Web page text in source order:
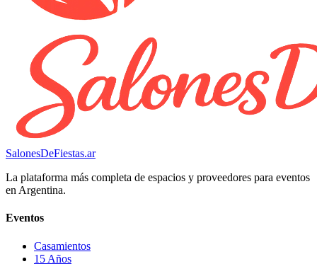
SalonesDeFiestas.ar
La plataforma más completa de espacios y proveedores para eventos
en Argentina.
Eventos
Casamientos
15 Años